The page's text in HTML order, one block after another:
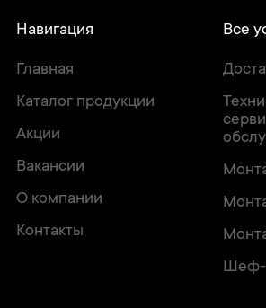
Навигация
Главная
Каталог продукции
Акции
Вакансии
О компании
Контакты
Все
Шеф-